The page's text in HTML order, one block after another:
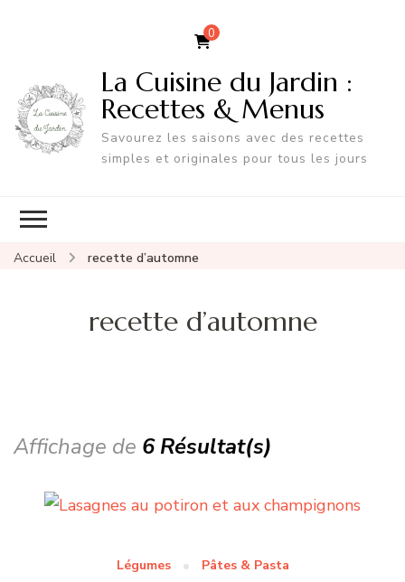
0
La Cuisine du Jardin :
Recettes & Menus
Savourez les saisons avec des recettes
simples et originales pour tous les jours
Accueil recette d’automne
recette d’automne
Affichage de 6 Résultat(s)
Légumes Pâtes & Pasta